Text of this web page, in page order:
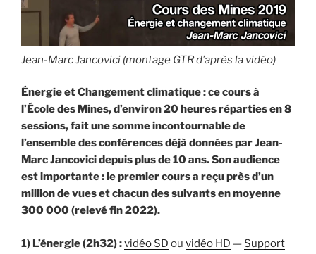
Jean-Marc Jancovici (montage GTR d’après la vidéo)
Énergie et Changement climatique : ce cours à
l’École des Mines, d’environ 20 heures réparties en 8
sessions, fait une somme incontournable de
l’ensemble des conférences déjà données par Jean-
Marc Jancovici depuis plus de 10 ans. Son audience
est importante : le premier cours a reçu près d’un
million de vues et chacun des suivants en moyenne
300 000 (relevé fin 2022).
1) L’énergie (2h32) :vidéo SD ou vidéo HD — Support